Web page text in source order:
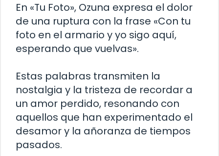
En «Tu Foto», Ozuna expresa el dolor
de una ruptura con la frase «Con tu
foto en el armario y yo sigo aquí,
esperando que vuelvas».
Estas palabras transmiten la
nostalgia y la tristeza de recordar a
un amor perdido, resonando con
aquellos que han experimentado el
desamor y la añoranza de tiempos
pasados.